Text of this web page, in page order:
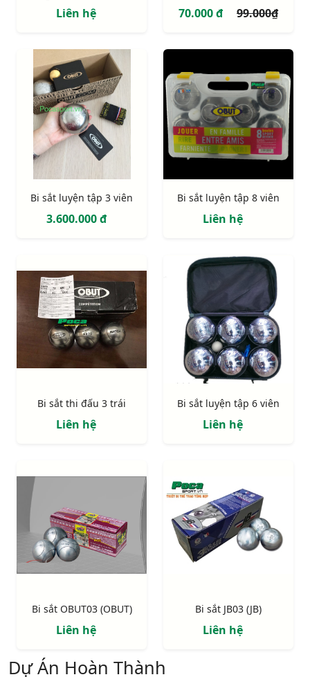
Liên hệ 70.000 đ 99.000₫
Bi sắt luyện tập 3 viên
3.600.000 đ
Bi sắt luyện tập 8 viên
Liên hệ
Bi sắt thi đấu 3 trái
Liên hệ
Bi sắt luyện tập 6 viên
Liên hệ
Bi sắt OBUT03 (OBUT)
Liên hệ
Bi sắt JB03 (JB)
Liên hệ
Dự Án Hoàn Thành